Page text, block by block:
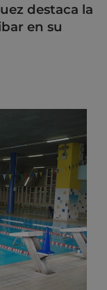
destaca la
en su